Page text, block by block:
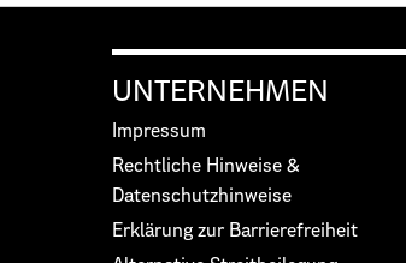
UNTERNEHMEN
Impressum
Rechtliche Hinweise &
Datenschutzhinweise
Erklärung zur Barrierefreiheit